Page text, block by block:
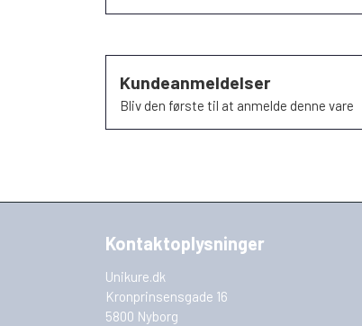
Kundeanmeldelser
Bliv den første til at anmelde denne vare
Kontaktoplysninger
Unikure.dk
Kronprinsensgade 16
5800 Nyborg